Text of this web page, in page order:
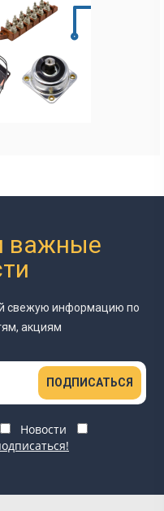
важные
свежую информацию по
акциям
ПОДПИСАТЬСЯ
Новости